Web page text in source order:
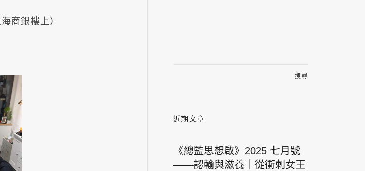
商銀樓上）
近期文章
《總監思想啟》2025 七月號
——認輸與滋養｜從衝刺女王